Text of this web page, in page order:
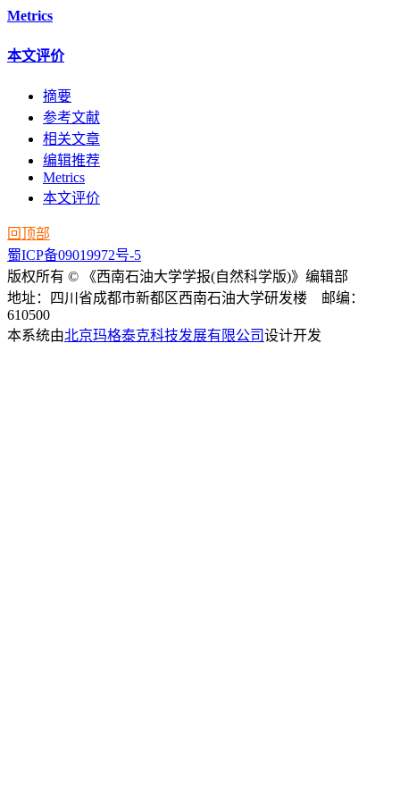
Metrics
本文评价
摘要
参考文献
相关文章
编辑推荐
Metrics
本文评价
回顶部
蜀ICP备09019972号-5
版权所有 © 《西南石油大学学报(自然科学版)》编辑部
地址：四川省成都市新都区西南石油大学研发楼 邮编：
610500
本系统由北京玛格泰克科技发展有限公司设计开发